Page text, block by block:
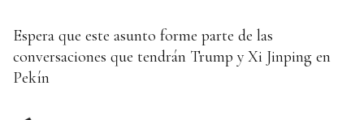
Espera que este asunto forme parte de las
conversaciones que tendrán Trump y Xi Jinping en
Pekín